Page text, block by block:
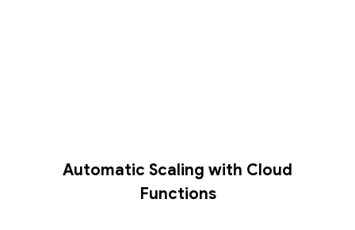
Automatic Scaling with Cloud
Functions